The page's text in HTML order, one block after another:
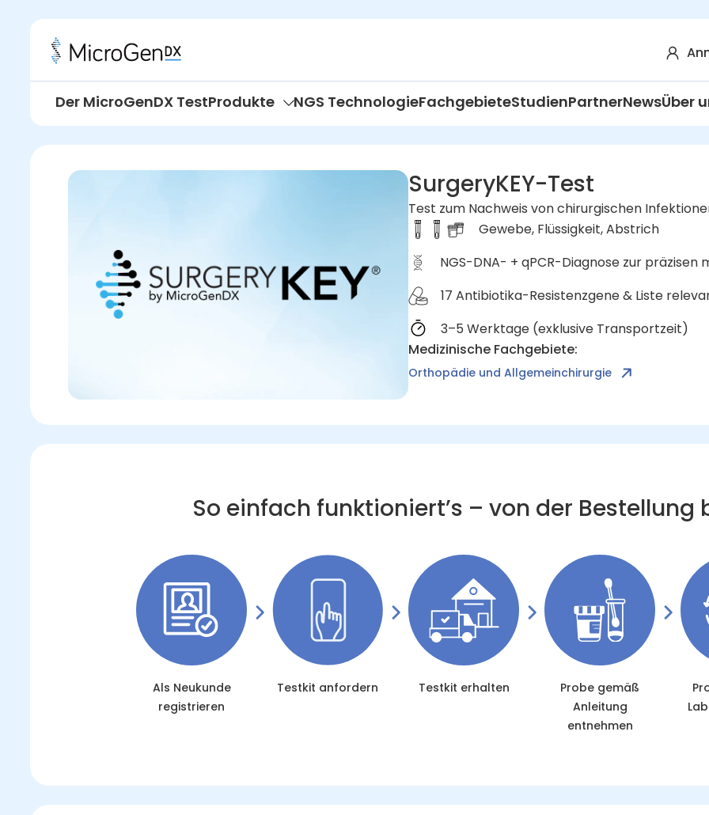
Der MicroGenDX TestProdukte NGS TechnologieFachgebieteStudienPartnerNewsÜber
SurgeryKEY-Test
Test zum Nachweis von chirurgischen
Gewebe, Flüssigkeit, Abstrich
NGS-DNA- + qPCR-Diagnose zur
17 Antibiotika-Resistenzgene & Liste
3–5 Werktage (exklusive Transportzeit)
Medizinische Fachgebiete:
Orthopädie und Allgemeinchirurgie
So einfach funktioniert’s – von der Bestellung
Als Neukunde
registrieren
Testkit anfordern Testkit erhalten
Probe gemäß
Anleitung
entnehmen